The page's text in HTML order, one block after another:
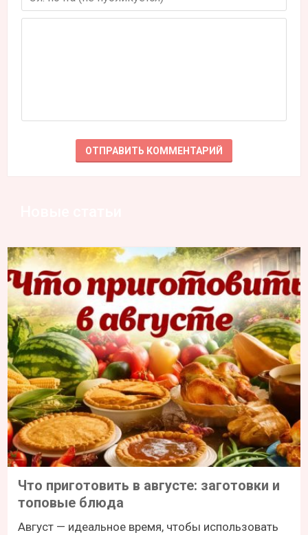
Что приготовить в августе: заготовки и
топовые блюда
Август — идеальное время, чтобы использовать